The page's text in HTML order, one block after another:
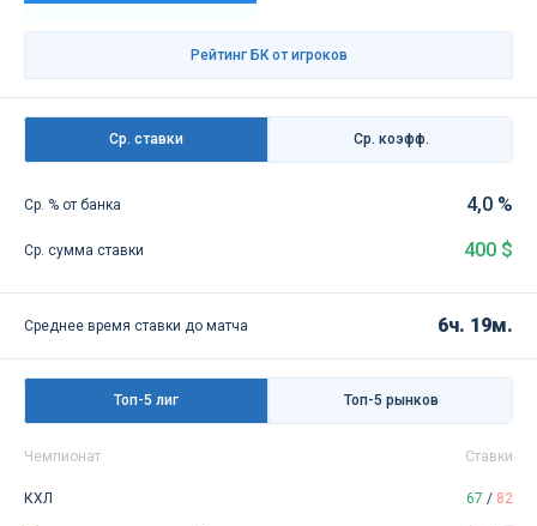
Рейтинг БК от игроков
Ср. ставки Ср. коэфф.
Ср. % от банка 4,0 %
Ср. сумма ставки 400 $
Среднее время ставки до матча 6ч. 19м.
Топ-5 лиг Топ-5 рынков
Чемпионат Ставки
КХЛ 67 / 82